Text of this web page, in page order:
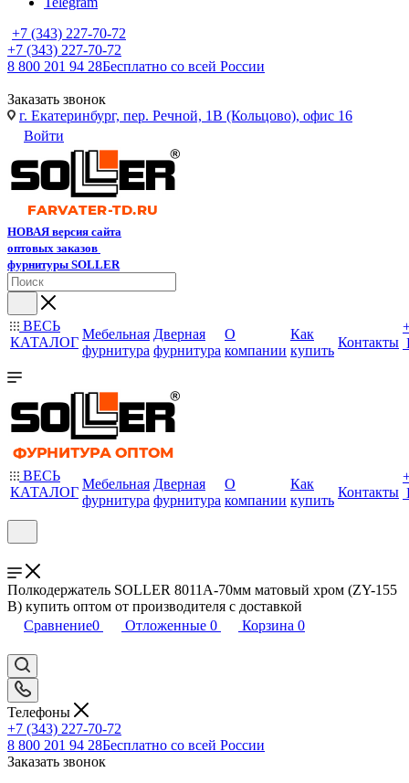
+7 (343) 227-70-72
+7 (343) 227-70-72
8 800 201 94 28Бесплатно со всей России
Заказать звонок
г. Екатеринбург, пер. Речной, 1В (Кольцово), офис 16
Войти
НОВАЯ версия сайта
оптовых заказов
фурнитуры SOLLER
ВЕСЬ
КАТАЛОГ
Мебельная
фурнитура
Дверная
фурнитура
О
компании
Как
купить
Контакты
ВЕСЬ
КАТАЛОГ
Мебельная
фурнитура
Дверная
фурнитура
О
компании
Как
купить
Контакты
Полкодержатель SOLLER 8011А-70мм матовый хром (ZY-155
B) купить оптом от производителя с доставкой
Сравнение0 Отложенные 0 Корзина 0
Телефоны
+7 (343) 227-70-72
8 800 201 94 28Бесплатно со всей России
Заказать звонок